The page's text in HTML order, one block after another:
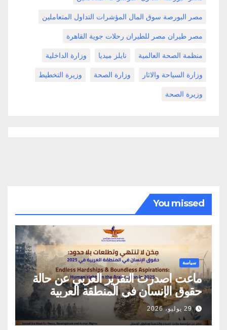
مصر البورصة سوق المال المؤشرات التداول المتعاملين
مصر طيران مصر للطيران رحلات جوية القاهرة
منظمة الصحة العالمية نايلز ميديا وزارة الداخلية
وزارة السياحة والاثار وزارة الصحة وزيرة التخطيط
وزيرة الصحة
You missed
سياسة
ماعت اصدرت التقرير العربي عن حالة
حقوق الإنسان في المنطقة العربية
29 يوليو، 2026